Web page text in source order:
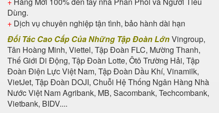
Dùng.
+ Dịch vụ chuyên nghiệp tận tình, bảo hành dài hạn
Đối Tác Cao Cấp Của Những Tập Đoàn LớnVingroup,
Tân Hoàng Minh, Viettel, Tập Đoàn FLC, Mường Thanh,
Thế Giới Di Động, Tập Đoàn Lotte, Ôtô Trường Hải, Tập
Đoàn Điện Lực Việt Nam, Tập Đoàn Dầu Khí, Vinamilk,
VietJet, Tập Đoàn DOJI, Chuỗi Hệ Thống Ngân Hàng Nhà
Nước Việt Nam Agribank, MB, Sacombank, Techcombank,
Vietbank, BIDV....